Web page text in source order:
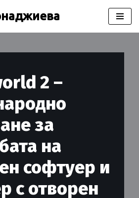
2 –
за
на
софтуер и
с отворен